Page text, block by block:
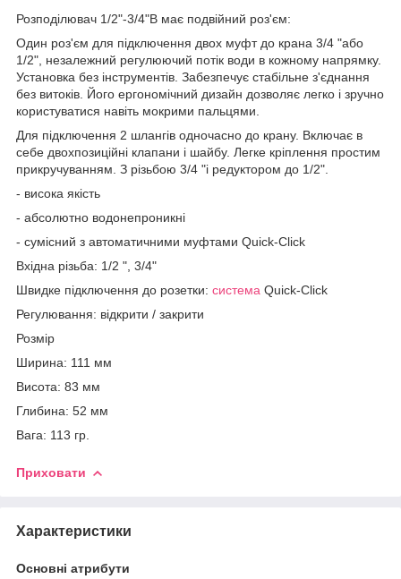
Розподілювач 1/2"-3/4"В має подвійний роз'єм:
Один роз'єм для підключення двох муфт до крана 3/4 "або
1/2", незалежний регулюючий потік води в кожному напрямку.
Установка без інструментів. Забезпечує стабільне з'єднання
без витоків. Його ергономічний дизайн дозволяє легко і зручно
користуватися навіть мокрими пальцями.
Для підключення 2 шлангів одночасно до крану. Включає в
себе двохпозиційні клапани і шайбу. Легке кріплення простим
прикручуванням. З різьбою 3/4 "і редуктором до 1/2".
- висока якість
- абсолютно водонепроникні
- сумісний з автоматичними муфтами Quick-Click
Вхідна різьба: 1/2 ", 3/4"
Швидке підключення до розетки: система Quick-Click
Регулювання: відкрити / закрити
Розмір
Ширина: 111 мм
Висота: 83 мм
Глибина: 52 мм
Вага: 113 гр.
Приховати
Характеристики
Основні атрибути